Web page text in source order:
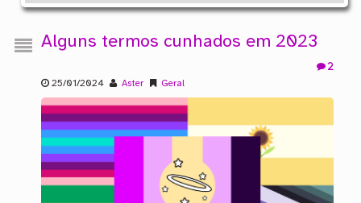
Alguns termos cunhados em 2023
2
25/01/2024 Aster Geral